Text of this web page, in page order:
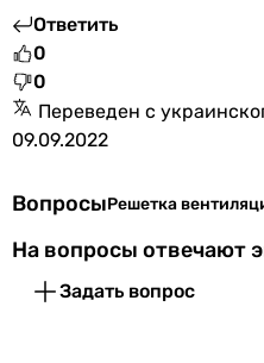
Ответить
0
0
Переведен с
09.09.2022
ВопросыРешетка
На вопросы отвечают
Задать вопрос